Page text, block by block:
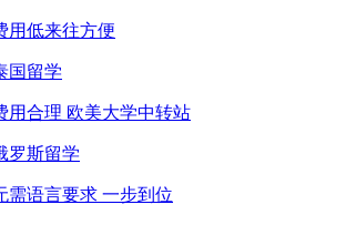
用低来往方便
国留学
用合理 欧美大学中转站
罗斯留学
需语言要求 一步到位